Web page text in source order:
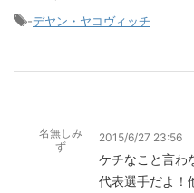
-デヤン・ヤコヴィッチ
名無しみ
ず
2015/6/27 23:56
ケチなこと言わ
代表選手だよ！